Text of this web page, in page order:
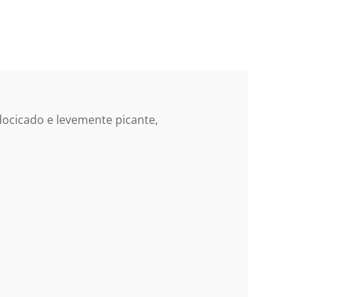
e levemente picante,